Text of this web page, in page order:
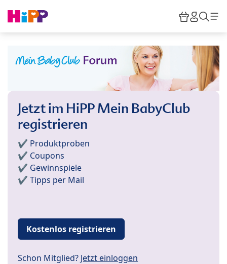
HiPP
Jetzt im HiPP Mein BabyClub
registrieren
✔️ Produktproben
✔️ Coupons
✔️ Gewinnspiele
✔️ Tipps per Mail
Kostenlos registrieren
Schon Mitglied? Jetzt einloggen